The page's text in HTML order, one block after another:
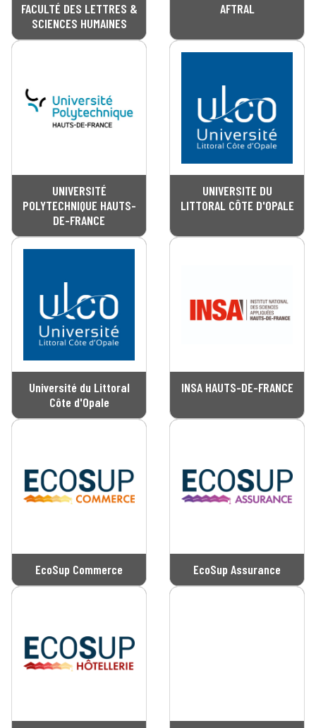
FACULTÉ DES LETTRES &
SCIENCES HUMAINES
AFTRAL
UNIVERSITÉ
POLYTECHNIQUE HAUTS-
DE-FRANCE
UNIVERSITE DU
LITTORAL CÔTE D'OPALE
Université du Littoral
Côte d'Opale
INSA HAUTS-DE-FRANCE
EcoSup Commerce EcoSup Assurance